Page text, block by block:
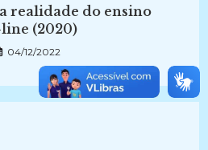
realidade do ensino
(2020)
04/12/2022